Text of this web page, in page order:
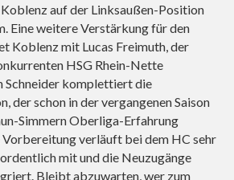
auf der Linksaußen-Position
Eine weitere Verstärkung für den
Koblenz mit Lucas Freimuth, der
HSG Rhein-Nette
Schneider komplettiert die
der schon in der vergangenen Saison
Simmern Oberliga-Erfahrung
Vorbereitung verläuft bei dem HC sehr
mit und die Neuzugänge
Bleibt abzuwarten, wer zum